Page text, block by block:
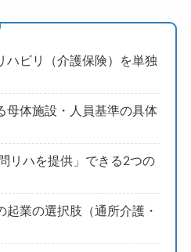
ハビリ（介護保険）を単独
母体施設・人員基準の具体
リハを提供」できる2つの
起業の選択肢（通所介護・